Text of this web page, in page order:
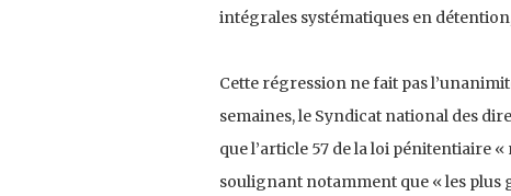
intégrales systématiques en
Cette régression ne fait pas
semaines, le Syndicat national des
que l’article 57 de la loi pénitentiaire
soulignant notamment que « les plus